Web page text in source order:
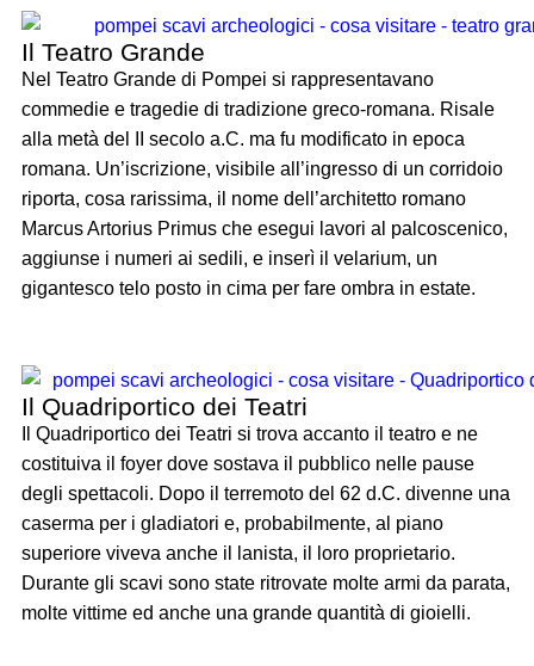
Il Teatro Grande
Nel Teatro Grande di Pompei si rappresentavano
commedie e tragedie di tradizione greco-romana. Risale
alla metà del II secolo a.C. ma fu modificato in epoca
romana. Un’iscrizione, visibile all’ingresso di un corridoio
riporta, cosa rarissima, il nome dell’architetto romano
Marcus Artorius Primus che esegui lavori al palcoscenico,
aggiunse i numeri ai sedili, e inserì il velarium, un
gigantesco telo posto in cima per fare ombra in estate.
Il Quadriportico dei Teatri
Il Quadriportico dei Teatri si trova accanto il teatro e ne
costituiva il foyer dove sostava il pubblico nelle pause
degli spettacoli. Dopo il terremoto del 62 d.C. divenne una
caserma per i gladiatori e, probabilmente, al piano
superiore viveva anche il lanista, il loro proprietario.
Durante gli scavi sono state ritrovate molte armi da parata,
molte vittime ed anche una grande quantità di gioielli.